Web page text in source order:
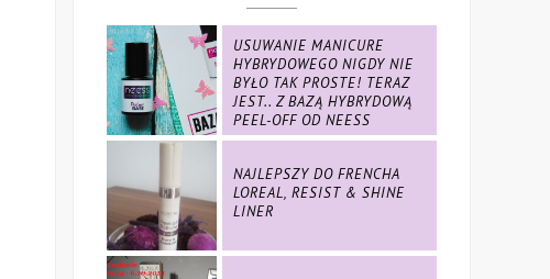
USUWANIE MANICURE
HYBRYDOWEGO NIGDY NIE
BYŁO TAK PROSTE! TERAZ
JEST.. Z BAZĄ HYBRYDOWĄ
PEEL-OFF OD NEESS
NAJLEPSZY DO FRENCHA
LOREAL, RESIST & SHINE
LINER